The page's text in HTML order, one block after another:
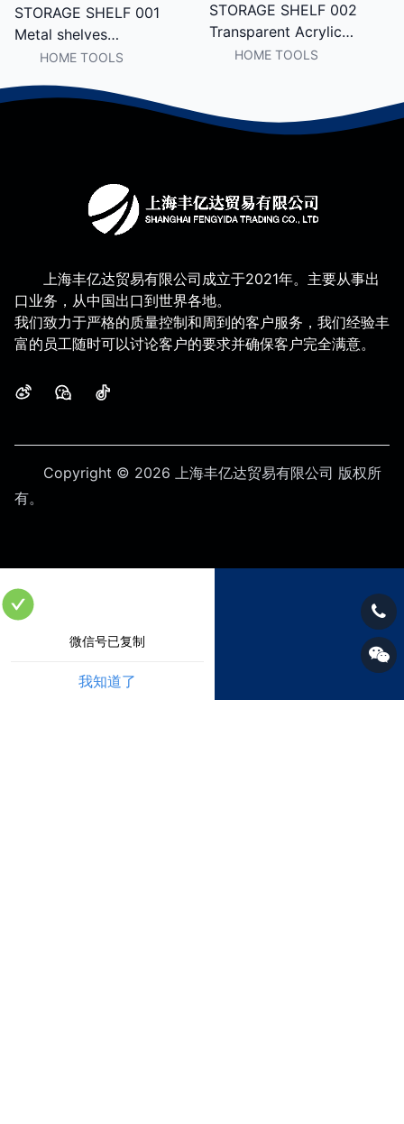
STORAGE SHELF 001
Metal shelves
multifunctional shelves
durable storage storage
shelves super household
HOME TOOLS
STORAGE SHELF 002
Transparent Acrylic
Makeup Organizer Multi-
Palette & Perfume
Storage in Bedroom
HOME TOOLS
上海丰亿达贸易有限公司成立于2021年。主要从事出
口业务，从中国出口到世界各地。
我们致力于严格的质量控制和周到的客户服务，我们经验丰
富的员工随时可以讨论客户的要求并确保客户完全满意。
微博 微信 抖音
Copyright © 2026 上海丰亿达贸易有限公司 版权所
有。
微信号已复制
我知道了